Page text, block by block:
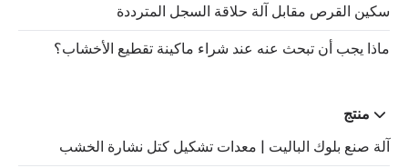
سكين القرص مقابل آلة حلاقة السجل المترددة
ماذا يجب أن تبحث عنه عند شراء ماكينة تقطيع الأخشاب؟
منتج
آلة صنع بلوك الباليت | معدات تشكيل كتل نشارة الخشب